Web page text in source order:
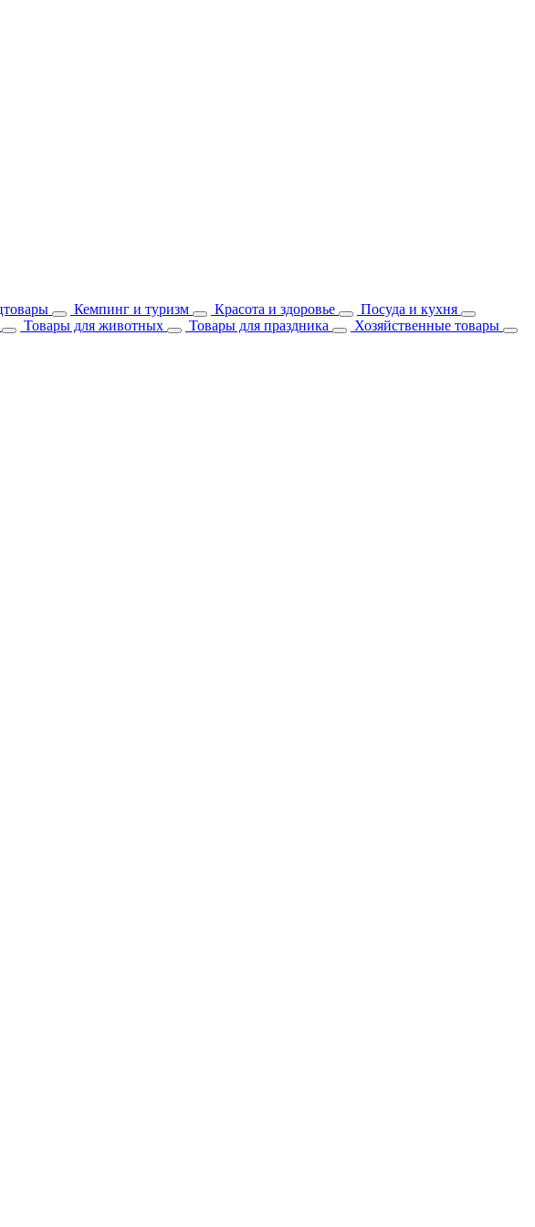
Кемпинг и туризм Красота и здоровье
Посуда и кухня
Товары для животных Товары для праздника
Хозяйственные товары